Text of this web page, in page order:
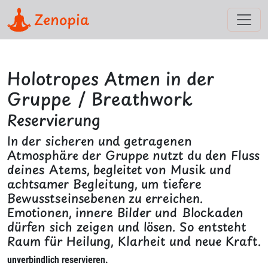
Zenopia
Holotropes Atmen in der
Gruppe / Breathwork
Reservierung
In der sicheren und getragenen
Atmosphäre der Gruppe nutzt du den Fluss
deines Atems, begleitet von Musik und
achtsamer Begleitung, um tiefere
Bewusstseinsebenen zu erreichen.
Emotionen, innere Bilder und Blockaden
dürfen sich zeigen und lösen. So entsteht
Raum für Heilung, Klarheit und neue Kraft.
unverbindlich reservieren.